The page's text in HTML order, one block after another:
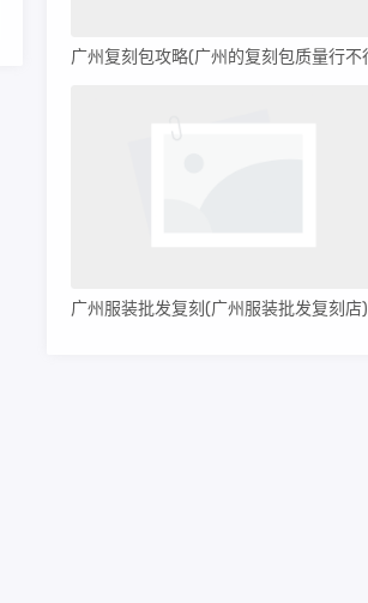
广州服装批发复刻(广州服装批发复刻店)